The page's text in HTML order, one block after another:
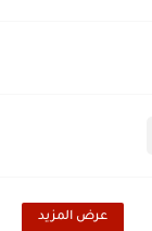
عرض المزيد